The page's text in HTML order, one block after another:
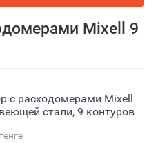
Mixell 9
с расходомерами Mixell
стали, 9 контуров